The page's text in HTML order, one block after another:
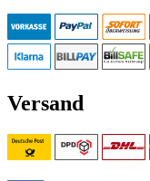
Versand